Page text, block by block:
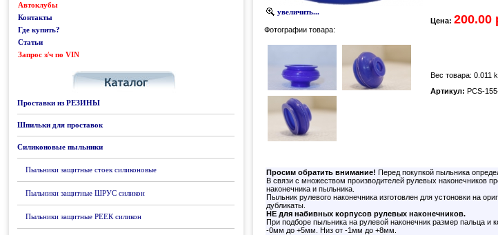
Автоклубы
Контакты
Где купить?
Статьи
Запрос з/ч по VIN
Проставки из РЕЗИНЫ
Шпильки для проставок
Силиконовые пыльники
Пыльники защитные стоек силиконовые
Пыльники защитные ШРУС силикон
Пыльники защитные РЕЕК силикон
увеличить...
Фотографии товара:
Цена: 200.00
Вес товара: 0.011
Артикул: PCS-
Просим обратить внимание! Перед покупкой пыльника
В связи с множеством производителей рулевых наконечников
наконечника и пыльника.
Пыльник рулевого наконечника изготовлен для устоновки на
дубликаты.
НЕ для набивных корпусов рулевых наконечников.
При подборе пыльника на рулевой наконечник размер пальца и
-0мм до +5мм. Низ от -1мм до +8мм.